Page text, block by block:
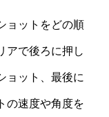
ョットをどの順
アで後ろに押し
ョット、最後に
の速度や角度を